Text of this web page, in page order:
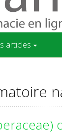
articles